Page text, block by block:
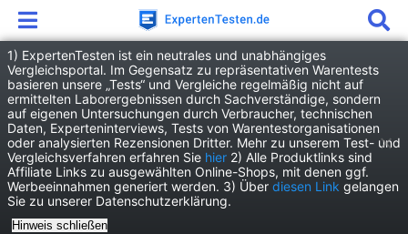
Weihnachtsgeschenk
Weihnachtsgeschenk
Test 2026 • Die 2 besten
Weihnachtsgeschenke
1) ExpertenTesten ist ein neutrales und unabhängiges
Vergleichsportal. Im Gegensatz zu repräsentativen Warentests
basieren unsere „Tests“ und Vergleiche regelmäßig nicht auf
ermittelten Laborergebnissen durch Sachverständige, sondern
auf eigenen Untersuchungen durch Verbraucher, technischen
Daten, Experteninterviews, Tests von Warentestorganisationen
oder analysierten Rezensionen Dritter. Mehr zu unserem Test- und
Vergleichsverfahren erfahren Sie hier 2) Alle Produktlinks sind
Affiliate Links zu ausgewählten Online-Shops, mit denen ggf.
Werbeeinnahmen generiert werden. 3) Über diesen Link gelangen
Sie zu unserer Datenschutzerklärung.
Hinweis schließen